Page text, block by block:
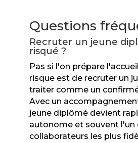
Questions
Recruter un jeune
risqué ?
Pas si l'on prépare
risque est de recruter un
traiter comme un
Avec un
jeune diplômé devient
autonome et souvent l'un
collaborateurs les plus